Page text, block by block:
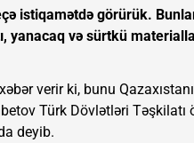
istiqamətdə görürük.
və sürtkü
verir ki, bunu
Türk Dövlətləri Təşkilatı
deyib.